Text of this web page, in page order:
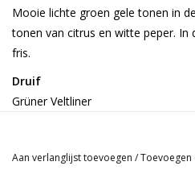
Mooie lichte groen gele tonen in
tonen van citrus en witte peper. In
fris.
Druif
Grüner Veltliner
Burgenland | Oostenrijk
Aan verlanglijst toevoegen /Toevoegen